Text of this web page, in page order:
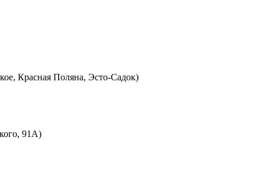
Красная Поляна, Эсто-Садок)
91А)